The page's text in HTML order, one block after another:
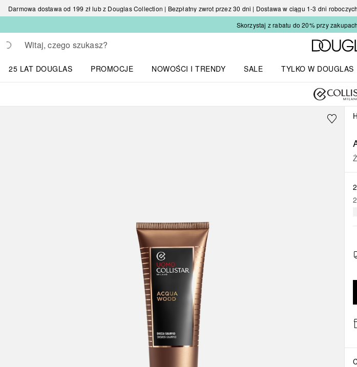
Darmowa dostawa od 199 zł lub z Douglas Collection | Bezpłatny zwrot przez 30 dni | Dostawa w ciągu 1-3 dni
Skorzystaj z rabatu do 20% przy
Wracać
Wykonaj wyszukiwanie
25 LAT DOUGLAS
PROMOCJE
NOWOŚCI I TRENDY
SALE
TYLKO W DOUGLAS